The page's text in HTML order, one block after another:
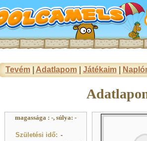
Tevém| Adatlapom| Játékaim|
magassága : -, súlya: -
Születési idő: -